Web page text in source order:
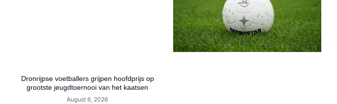
Dronrijpse voetballers grijpen hoofdprijs op
grootste jeugdtoernooi van het kaatsen
August 6, 2026